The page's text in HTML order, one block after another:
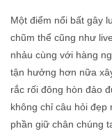
Một điểm nổi bất gây
chũm thể cũng như
nhảu cùng với hàng
tận hưởng hơn nữa
rắc rối đông hòn đảo
không chỉ câu hỏi
phần giữ chân chúng